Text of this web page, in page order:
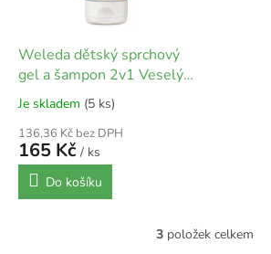
Weleda dětský sprchový
gel a šampon 2v1 Veselý
pomeranč | 150 ml
Je skladem (5 ks)
136,36 Kč bez DPH
165 Kč / ks
Do košíku
O
3položek celkem